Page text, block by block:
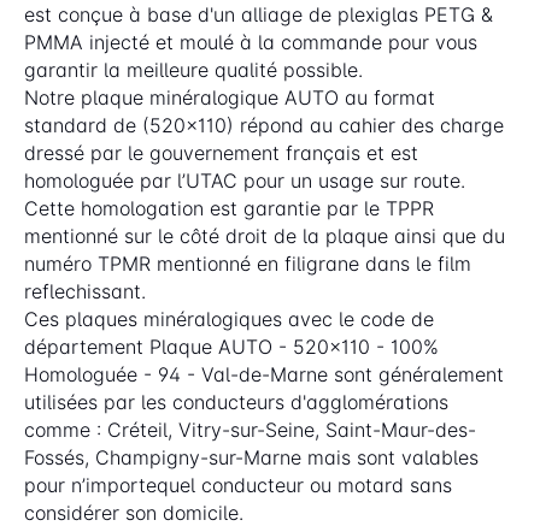
est conçue à base d'un alliage de plexiglas PETG &
PMMA injecté et moulé à la commande pour vous
garantir la meilleure qualité possible.
Notre plaque minéralogique AUTO au format
standard de (520x110) répond au cahier des charge
dressé par le gouvernement français et est
homologuée par l’UTAC pour un usage sur route.
Cette homologation est garantie par le TPPR
mentionné sur le côté droit de la plaque ainsi que du
numéro TPMR mentionné en filigrane dans le film
reflechissant.
Ces plaques minéralogiques avec le code de
département Plaque AUTO - 520x110 - 100%
Homologuée - 94 - Val-de-Marne sont généralement
utilisées par les conducteurs d'agglomérations
comme : Créteil, Vitry-sur-Seine, Saint-Maur-des-
Fossés, Champigny-sur-Marne mais sont valables
pour n’importequel conducteur ou motard sans
considérer son domicile.